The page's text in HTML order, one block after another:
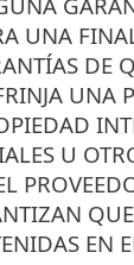
UNA
DE
UNA
U
EN